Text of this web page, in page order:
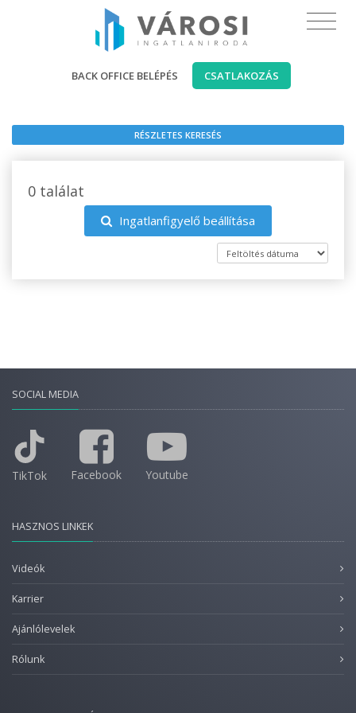
BACK OFFICE BELÉPÉS CSATLAKOZÁS
RÉSZLETES KERESÉS
0 találat
Ingatlanfigyelő beállítása
SOCIAL MEDIA
TikTok Facebook Youtube
HASZNOS LINKEK
Videók
Karrier
Ajánlólevelek
Rólunk